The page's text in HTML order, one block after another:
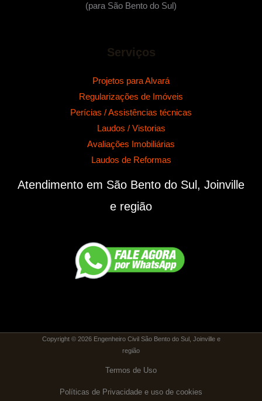
(para São Bento do Sul)
Serviços
Projetos para Alvará
Regularizações de Imóveis
Perícias / Assistências técnicas
Laudos / Vistorias
Avaliações Imobiliárias
Laudos de Reformas
Atendimento em São Bento do Sul, Joinville
e região
Copyright © 2026 Engenheiro Civil São Bento do Sul, Joinville e
região
Termos de Uso
Políticas de Privacidade e uso de cookies